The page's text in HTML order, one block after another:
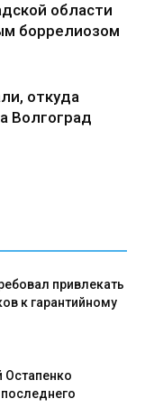
области
боррелиозом
откуда
Волгоград
привлекать
к гарантийному
Остапенко